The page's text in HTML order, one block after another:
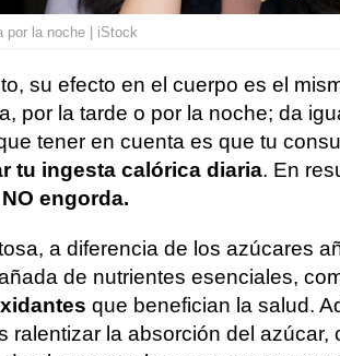
por la noche | iStock
su efecto en el cuerpo es el
por la tarde o por la noche; da
tener en cuenta es que tu
tu ingesta calórica diaria. En
engorda.
a diferencia de los azúcares
de nutrientes esenciales,
que benefician la salud.
ralentizar la absorción del azúcar,